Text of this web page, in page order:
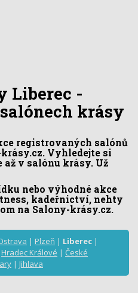
Liberec -
krásy
registrovaných salónů
Vyhledejte si
v salónu krásy. Už
nebo výhodné akce
kadeřnictví, nehty
na Salony-krásy.cz.
| Plzeň | Liberec |
Hradec Králové | České
| Jihlava